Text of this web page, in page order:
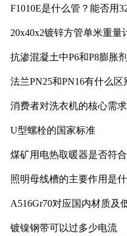
F1010E是什么管？能否用
20x40x2镀锌方管单米重量
抗渗混凝土中P6和P8膨胀
法兰PN25和PN16有什么区
消费者对洗衣机的核心需
U型螺栓的国家标准
煤矿用电热取暖器是否符
照明母线槽的主要作用是
A516Gr70对应国内材质及
镀镍钢带可以过多少电流